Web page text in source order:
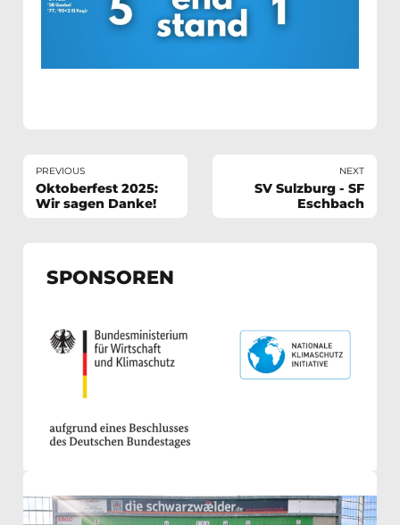
PREVIOUS
Oktoberfest 2025:
Wir sagen Danke!
NEXT
SV Sulzburg - SF
Eschbach
SPONSOREN